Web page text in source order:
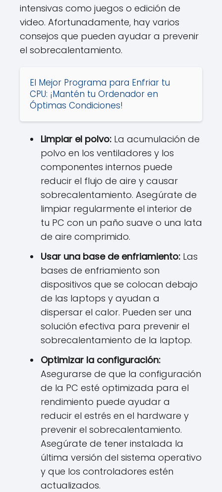
intensivas como juegos o edición de
video. Afortunadamente, hay varios
consejos que pueden ayudar a prevenir
el sobrecalentamiento.
El Mejor Programa para Enfriar tu
CPU: ¡Mantén tu Ordenador en
Óptimas Condiciones!
Limpiar el polvo: La acumulación de
polvo en los ventiladores y los
componentes internos puede
reducir el flujo de aire y causar
sobrecalentamiento. Asegúrate de
limpiar regularmente el interior de
tu PC con un paño suave o una lata
de aire comprimido.
Usar una base de enfriamiento: Las
bases de enfriamiento son
dispositivos que se colocan debajo
de las laptops y ayudan a
dispersar el calor. Pueden ser una
solución efectiva para prevenir el
sobrecalentamiento de la laptop.
Optimizar la configuración:
Asegurarse de que la configuración
de la PC esté optimizada para el
rendimiento puede ayudar a
reducir el estrés en el hardware y
prevenir el sobrecalentamiento.
Asegúrate de tener instalada la
última versión del sistema operativo
y que los controladores estén
actualizados.